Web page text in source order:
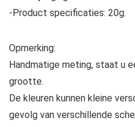
-Product specificaties: 20g.
Opmerking:
Handmatige meting, staat u
grootte.
De kleuren kunnen kleine
gevolg van verschillende